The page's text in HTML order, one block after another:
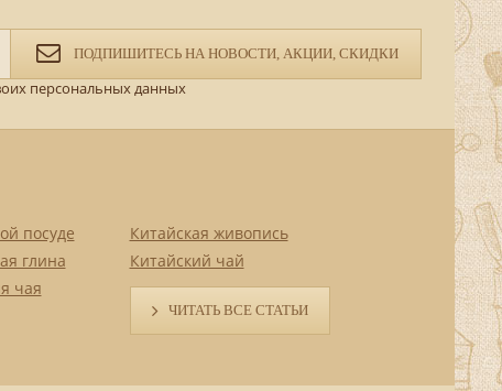
ПОДПИШИТЕСЬ НА НОВОСТИ, АКЦИИ, СКИДКИ
персональных данных
посуде
глина
чая
Китайская живопись
Китайский чай
ЧИТАТЬ ВСЕ СТАТЬИ